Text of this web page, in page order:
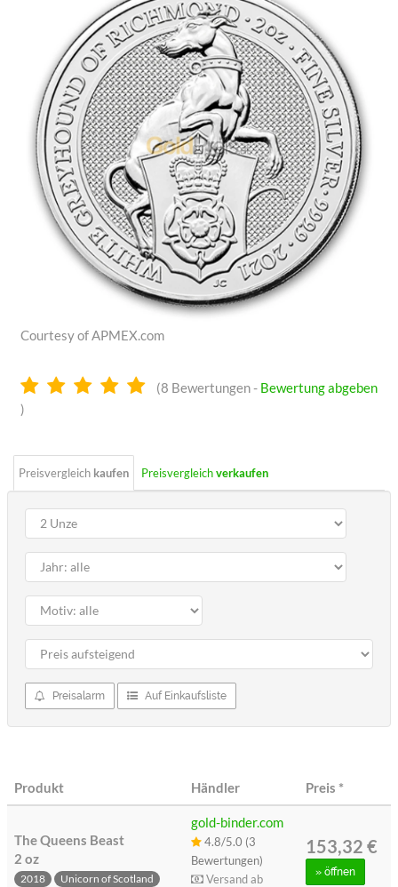
Courtesy of APMEX.com
4.9
(8 Bewertungen - Bewertung abgeben
)
Preisvergleich kaufen Preisvergleichverkaufen
Preisalarm Auf Einkaufsliste
Produkt Händler Preis *
The Queens Beast
2 oz
2018 Unicorn of Scotland
gold-binder.com
4.8/5.0 (3
Bewertungen)
Versand ab
153,32 €
» öffnen